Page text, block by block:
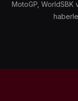
MotoGP, WorldSBK